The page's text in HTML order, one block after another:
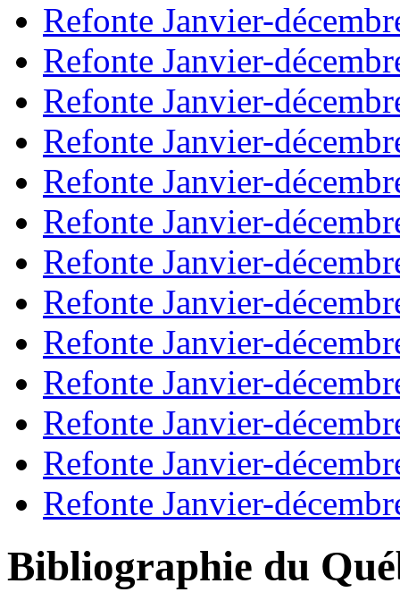
Refonte Janvier-
Refonte Janvier-
Refonte Janvier-
Refonte Janvier-
Refonte Janvier-
Refonte Janvier-
Refonte Janvier-
Refonte Janvier-
Refonte Janvier-
Refonte Janvier-
Refonte Janvier-
Refonte Janvier-
Refonte Janvier-
Bibliographie du